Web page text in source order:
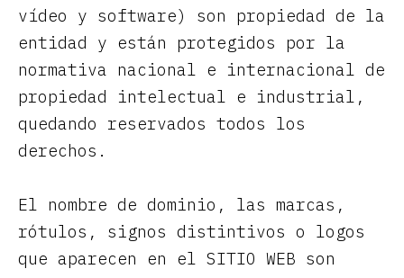
vídeo y software) son propiedad de la
entidad y están protegidos por la
normativa nacional e internacional de
propiedad intelectual e industrial,
quedando reservados todos los
derechos.
El nombre de dominio, las marcas,
rótulos, signos distintivos o logos
que aparecen en el SITIO WEB son